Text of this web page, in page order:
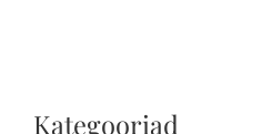
Kategooriad